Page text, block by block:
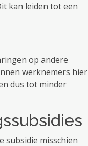
kan leiden tot een
op andere
werknemers hier
dus tot minder
subsidie ​​misschien